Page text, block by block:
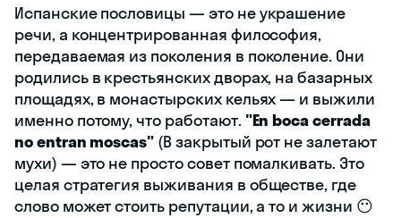
Испанские пословицы — это не украшение
речи, а концентрированная философия,
передаваемая из поколения в поколение. Они
родились в крестьянских дворах, на базарных
площадях, в монастырских кельях — и выжили
именно потому, что работают. "En boca cerrada
no entran moscas" (В закрытый рот не залетают
мухи) — это не просто совет помалкивать. Это
целая стратегия выживания в обществе, где
слово может стоить репутации, а то и жизни 😶